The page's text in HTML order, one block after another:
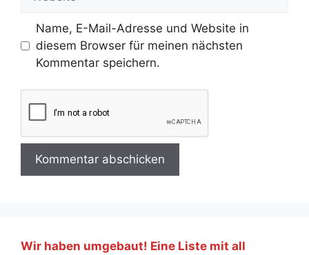
Name, E-Mail-Adresse und Website in
diesem Browser für meinen nächsten
Kommentar speichern.
Wir haben umgebaut! Eine Liste mit all